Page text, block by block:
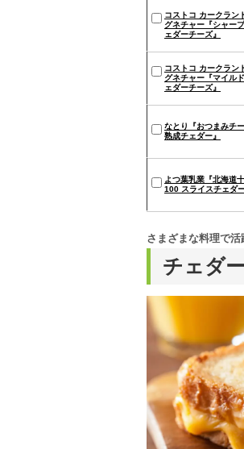
コストコ カークラン
グネチャー『シャー
ェダーチーズ』
コストコ カークラン
グネチャー『マイル
ェダーチーズ』
なとり『おつまみチ
熟成チェダー』
よつ葉乳業『北海道
100 スライスチェダー
チェダ
さまざまな料理で活